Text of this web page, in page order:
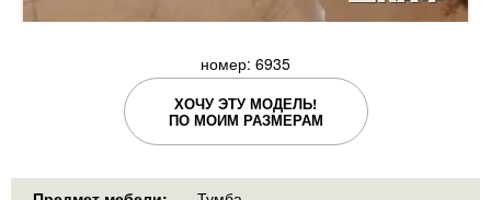
номер: 6935
ХОЧУ ЭТУ МОДЕЛЬ!
ПО МОИМ РАЗМЕРАМ